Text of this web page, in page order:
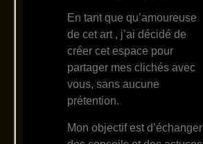
En tant que qu’amoureuse
de cet art , j’ai décidé de
créer cet espace pour
partager mes clichés avec
vous, sans aucune
prétention.
Mon objectif est d’échanger